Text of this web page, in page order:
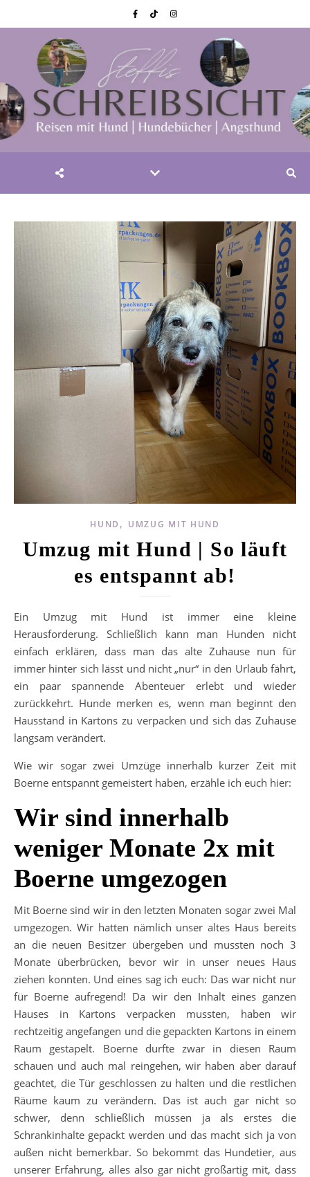
HUND , UMZUG MIT HUND
Umzug mit Hund | So läuft
es entspannt ab!
Ein Umzug mit Hund ist immer eine kleine
Herausforderung. Schließlich kann man Hunden nicht
einfach erklären, dass man das alte Zuhause nun für
immer hinter sich lässt und nicht „nur“ in den Urlaub fährt,
ein paar spannende Abenteuer erlebt und wieder
zurückkehrt. Hunde merken es, wenn man beginnt den
Hausstand in Kartons zu verpacken und sich das Zuhause
langsam verändert.
Wie wir sogar zwei Umzüge innerhalb kurzer Zeit mit
Boerne entspannt gemeistert haben, erzähle ich euch hier:
Wir sind innerhalb
weniger Monate 2x mit
Boerne umgezogen
Mit Boerne sind wir in den letzten Monaten sogar zwei Mal
umgezogen. Wir hatten nämlich unser altes Haus bereits
an die neuen Besitzer übergeben und mussten noch 3
Monate überbrücken, bevor wir in unser neues Haus
ziehen konnten. Und eines sag ich euch: Das war nicht nur
für Boerne aufregend! Da wir den Inhalt eines ganzen
Hauses in Kartons verpacken mussten, haben wir
rechtzeitig angefangen und die gepackten Kartons in einem
Raum gestapelt. Boerne durfte zwar in diesen Raum
schauen und auch mal reingehen, wir haben aber darauf
geachtet, die Tür geschlossen zu halten und die restlichen
Räume kaum zu verändern. Das ist auch gar nicht so
schwer, denn schließlich müssen ja als erstes die
Schrankinhalte gepackt werden und das macht sich ja von
außen nicht bemerkbar. So bekommt das Hundetier, aus
unserer Erfahrung, alles also gar nicht großartig mit, dass